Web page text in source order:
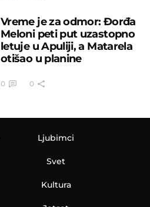
Vreme je za odmor: Đorđa
Meloni peti put uzastopno
letuje u Apuliji, a Matarela
otišao u planine
0 0
Ljubimci
Svet
Kultura